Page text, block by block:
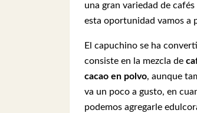
una gran variedad de
esta oportunidad vamos a
El capuchino se ha
consiste en la mezcla de
cacao en polvo, aunque
va un poco a gusto, en
podemos agregarle